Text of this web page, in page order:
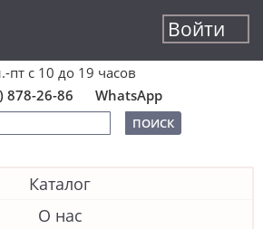
Войти
пт с 10 до 19 часов
878-26-86
WhatsApp
ПОИСК
Каталог
О нас